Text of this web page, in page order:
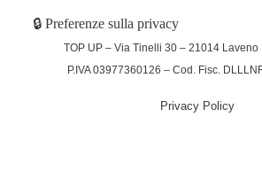
🔒 Preferenze sulla privacy
TOP UP – Via Tinelli 30 – 21014 Laveno
P.IVA 03977360126 – Cod. Fisc.
Privacy Policy